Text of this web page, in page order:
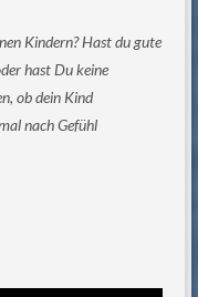
Kindern?Hast du gute
hast Du keine
ob dein Kind
nach Gefühl